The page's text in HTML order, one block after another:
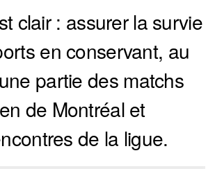
clair : assurer la survie
en conservant, au
partie des matchs
de Montréal et
de la ligue.